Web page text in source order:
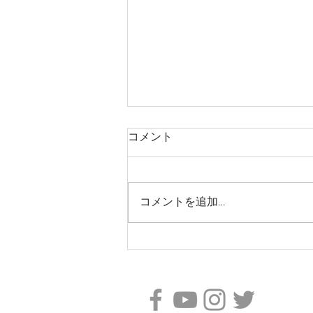
コメント
コメントを追加…